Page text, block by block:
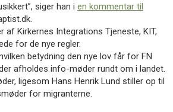
siger han i en kommentar til
af Kirkernes Integrations Tjeneste, KIT,
for de nye regler.
betydning den nye lov får for FN
afholdes info-møder rundt om i landet.
ligesom Hans Henrik Lund stiller op til
for migranterne.